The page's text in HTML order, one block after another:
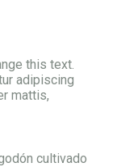
this text.
adipiscing
mattis,
cultivado